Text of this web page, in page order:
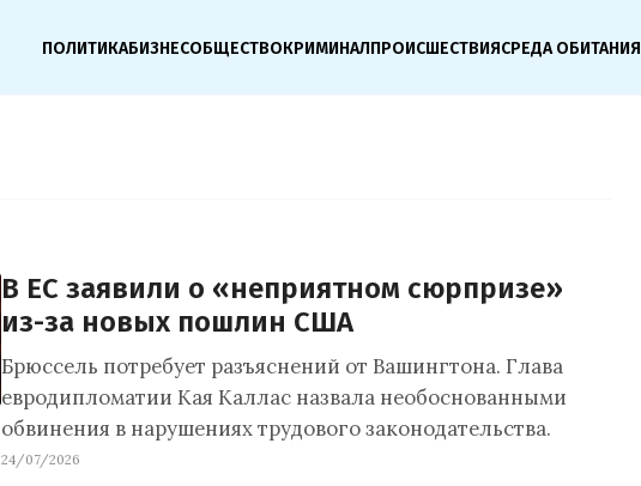
ПОЛИТИКАБИЗНЕСОБЩЕСТВОКРИМИНАЛПРОИСШЕСТВИЯСРЕДА ОБИТАНИЯ
В ЕС заявили о «неприятном сюрпризе»
из-за новых пошлин США
Брюссель потребует разъяснений от Вашингтона. Глава
евродипломатии Кая Каллас назвала необоснованными
обвинения в нарушениях трудового законодательства.
24/07/2026